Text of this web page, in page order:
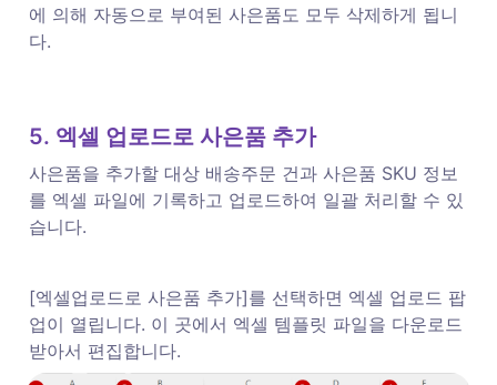
에 의해 자동으로 부여된 사은품도 모두 삭제하게 됩니
다.
5. 엑셀 업로드로 사은품 추가
사은품을 추가할 대상 배송주문 건과 사은품 SKU 정보
를 엑셀 파일에 기록하고 업로드하여 일괄 처리할 수 있
습니다.
[엑셀업로드로 사은품 추가]를 선택하면 엑셀 업로드 팝
업이 열립니다. 이 곳에서 엑셀 템플릿 파일을 다운로드
받아서 편집합니다.